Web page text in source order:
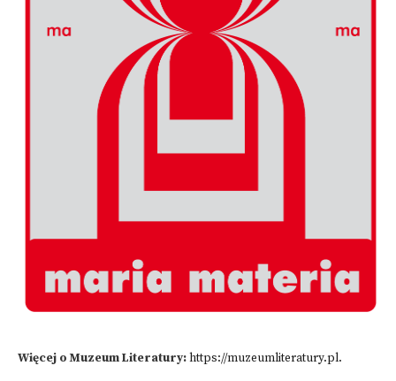
Więcej o Muzeum Literatury:https://muzeumliteratury.pl.